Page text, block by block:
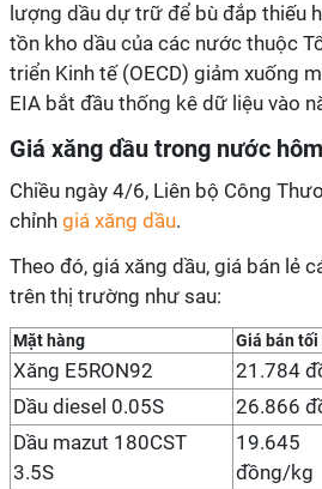
lượng dầu dự trữ để bù đắp thiếu
tồn kho dầu của các nước thuộc
triển Kinh tế (OECD) giảm xuống
EIA bắt đầu thống kê dữ liệu vào
Giá xăng dầu trong nước
Chiều ngày 4/6, Liên bộ Công
chỉnh giá xăng dầu.
Theo đó, giá xăng dầu, giá bán lẻ
trên thị trường như sau:
Mặt hàng Giá bán tối
Xăng E5RON92 21.784
Dầu diesel 0.05S
26.866
Dầu mazut 180CST
3.5S
19.645
đồng/kg